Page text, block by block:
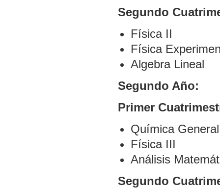
Segundo
Física II
Física
Algebra Lineal
Segundo Año:
Primer
Química
Física III
Análisis
Segundo